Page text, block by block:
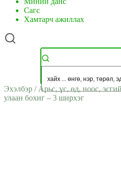
Сагс
Хамтарч ажиллах
Эхэлбэр / Арьс, үс, өд, ноос, эсгий
улаан бохиг – 3 ширхэг